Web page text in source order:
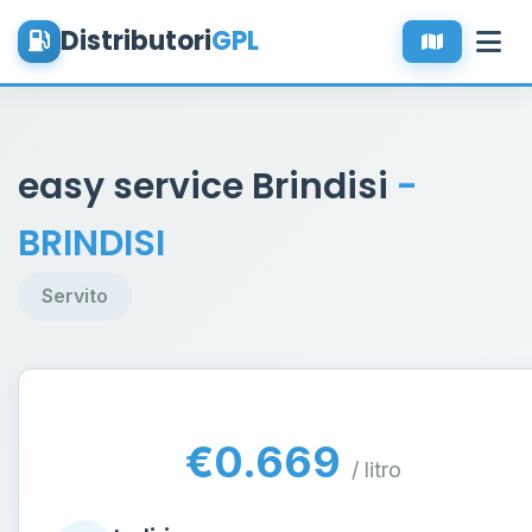
DistributoriGPL
easy service Brindisi -
BRINDISI
Servito
€0.669 / litro